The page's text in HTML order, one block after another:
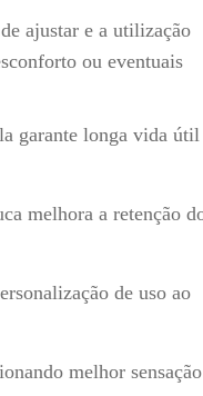
ajustar e a utilização
ou eventuais
garante longa vida útil
melhora a retenção
de uso ao
melhor sensação